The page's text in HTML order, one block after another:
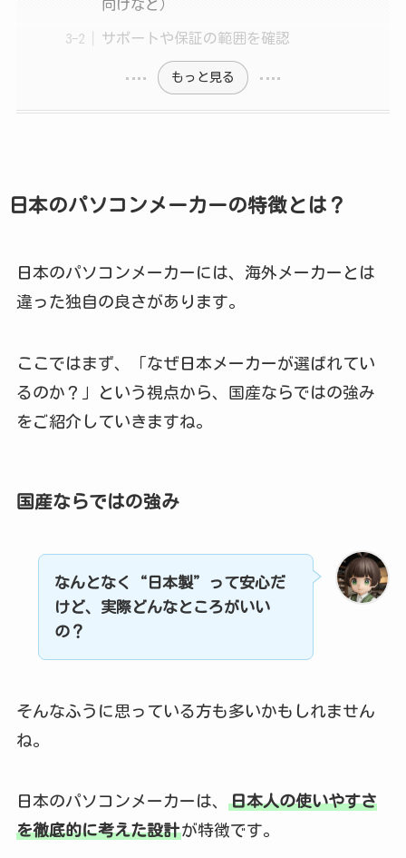
向けなど）
サポートや保証の範囲を確認
もっと見る
日本のパソコンメーカーの特徴とは？
日本のパソコンメーカーには、海外メーカーとは
違った独自の良さがあります。
ここではまず、「なぜ日本メーカーが選ばれてい
るのか？」という視点から、国産ならではの強み
をご紹介していきますね。
国産ならではの強み
なんとなく“日本製”って安心だ
けど、実際どんなところがいい
の？
そんなふうに思っている方も多いかもしれません
ね。
日本のパソコンメーカーは、
日本人の使いやすさ
を徹底的に考えた設計が特徴です。